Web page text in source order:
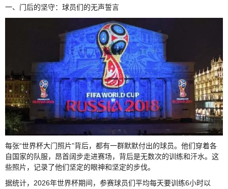
一、门后的坚守：球员们的无声誓言
每张“世界杯大门照片”背后，都有一群默默付出的球员。他们穿着各
自国家的队服，昂首阔步走进赛场，背后是无数次的训练和汗水。这
些照片，记录了他们坚定的眼神和坚定的步伐。
据统计，2026年世界杯期间，参赛球员们平均每天要训练6小时以